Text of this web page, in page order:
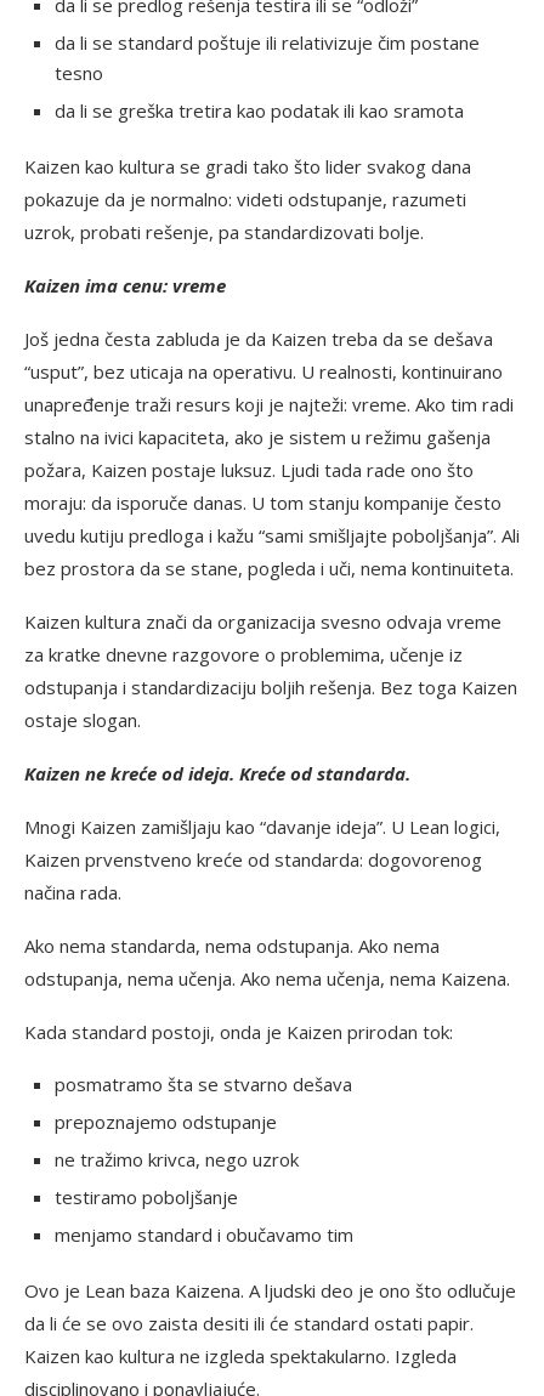
da li se predlog rešenja testira ili se “odloži”
da li se standard poštuje ili relativizuje čim postane
tesno
da li se greška tretira kao podatak ili kao sramota
Kaizen kao kultura se gradi tako što lider svakog dana
pokazuje da je normalno: videti odstupanje, razumeti
uzrok, probati rešenje, pa standardizovati bolje.
Kaizen ima cenu: vreme
Još jedna česta zabluda je da Kaizen treba da se dešava
“usput”, bez uticaja na operativu. U realnosti, kontinuirano
unapređenje traži resurs koji je najteži: vreme. Ako tim radi
stalno na ivici kapaciteta, ako je sistem u režimu gašenja
požara, Kaizen postaje luksuz. Ljudi tada rade ono što
moraju: da isporuče danas. U tom stanju kompanije često
uvedu kutiju predloga i kažu “sami smišljajte poboljšanja”. Ali
bez prostora da se stane, pogleda i uči, nema kontinuiteta.
Kaizen kultura znači da organizacija svesno odvaja vreme
za kratke dnevne razgovore o problemima, učenje iz
odstupanja i standardizaciju boljih rešenja. Bez toga Kaizen
ostaje slogan.
Kaizen ne kreće od ideja. Kreće od standarda.
Mnogi Kaizen zamišljaju kao “davanje ideja”. U Lean logici,
Kaizen prvenstveno kreće od standarda: dogovorenog
načina rada.
Ako nema standarda, nema odstupanja. Ako nema
odstupanja, nema učenja. Ako nema učenja, nema Kaizena.
Kada standard postoji, onda je Kaizen prirodan tok:
posmatramo šta se stvarno dešava
prepoznajemo odstupanje
ne tražimo krivca, nego uzrok
testiramo poboljšanje
menjamo standard i obučavamo tim
Ovo je Lean baza Kaizena. A ljudski deo je ono što odlučuje
da li će se ovo zaista desiti ili će standard ostati papir.
Kaizen kao kultura ne izgleda spektakularno. Izgleda
disciplinovano i ponavljajuće.